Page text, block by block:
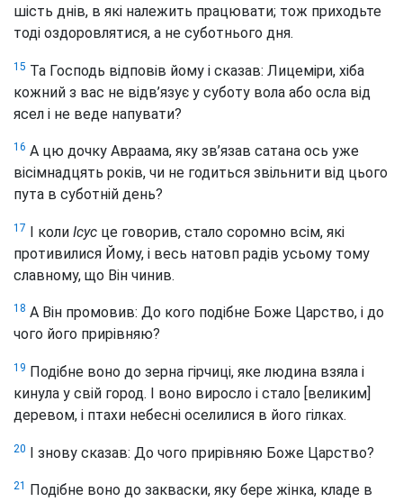
шість днів, в які належить працювати; тож приходьте
тоді оздоровлятися, а не суботнього дня.
15 Та Господь відповів йому і сказав: Лицеміри, хіба
кожний з вас не відв’язує у суботу вола або осла від
ясел і не веде напувати?
16 А цю дочку Авраама, яку зв’язав сатана ось уже
вісімнадцять років, чи не годиться звільнити від цього
пута в суботній день?
17 І коли Ісус це говорив, стало соромно всім, які
противилися Йому, і весь натовп радів усьому тому
славному, що Він чинив.
18 А Він промовив: До кого подібне Боже Царство, і до
чого його прирівняю?
19 Подібне воно до зерна гірчиці, яке людина взяла і
кинула у свій город. І воно виросло і стало [великим]
деревом, і птахи небесні оселилися в його гілках.
20 І знову сказав: До чого прирівняю Боже Царство?
21 Подібне воно до закваски, яку бере жінка, кладе в